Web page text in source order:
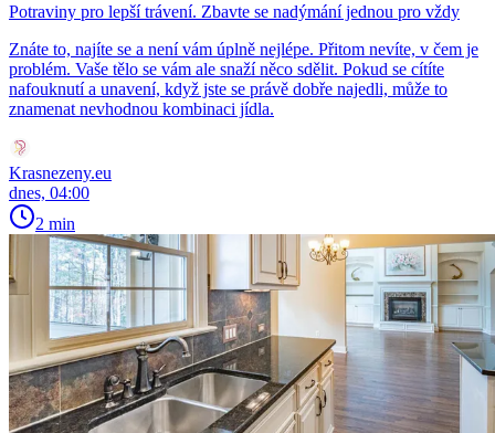
Potraviny pro lepší trávení. Zbavte se nadýmání jednou pro vždy
Znáte to, najíte se a není vám úplně nejlépe. Přitom nevíte, v čem je
problém. Vaše tělo se vám ale snaží něco sdělit. Pokud se cítíte
nafouknutí a unavení, když jste se právě dobře najedli, může to
znamenat nevhodnou kombinaci jídla.
Krasnezeny.eu
dnes, 04:00
2 min